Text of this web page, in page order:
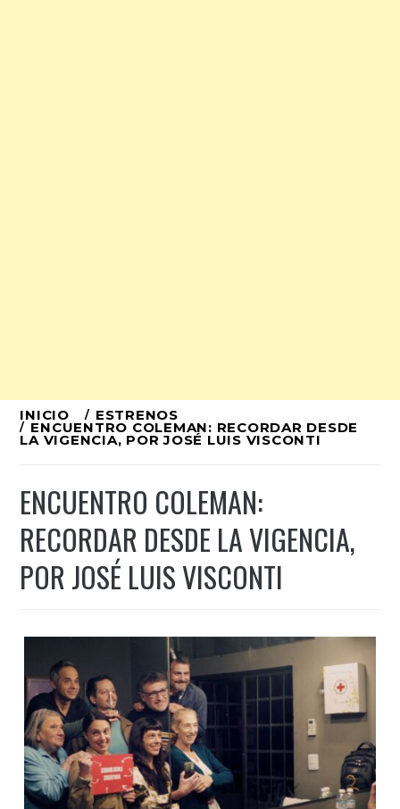
Ir
al
INICIO ESTRENOS
ENCUENTRO COLEMAN: RECORDAR DESDE
LA VIGENCIA, POR JOSÉ LUIS VISCONTI
ENCUENTRO COLEMAN:
RECORDAR DESDE LA VIGENCIA,
POR JOSÉ LUIS VISCONTI